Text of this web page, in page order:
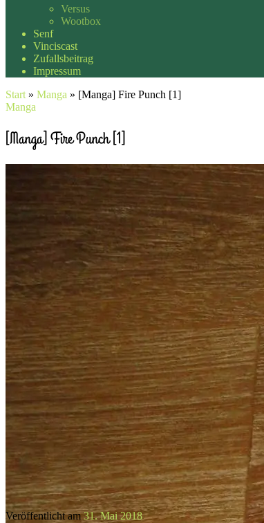
Versus
Wootbox
Senf
Vinciscast
Zufallsbeitrag
Impressum
Start » Manga » [Manga] Fire Punch [1]
Manga
[Manga] Fire Punch [1]
Veröffentlicht am31. Mai 2018